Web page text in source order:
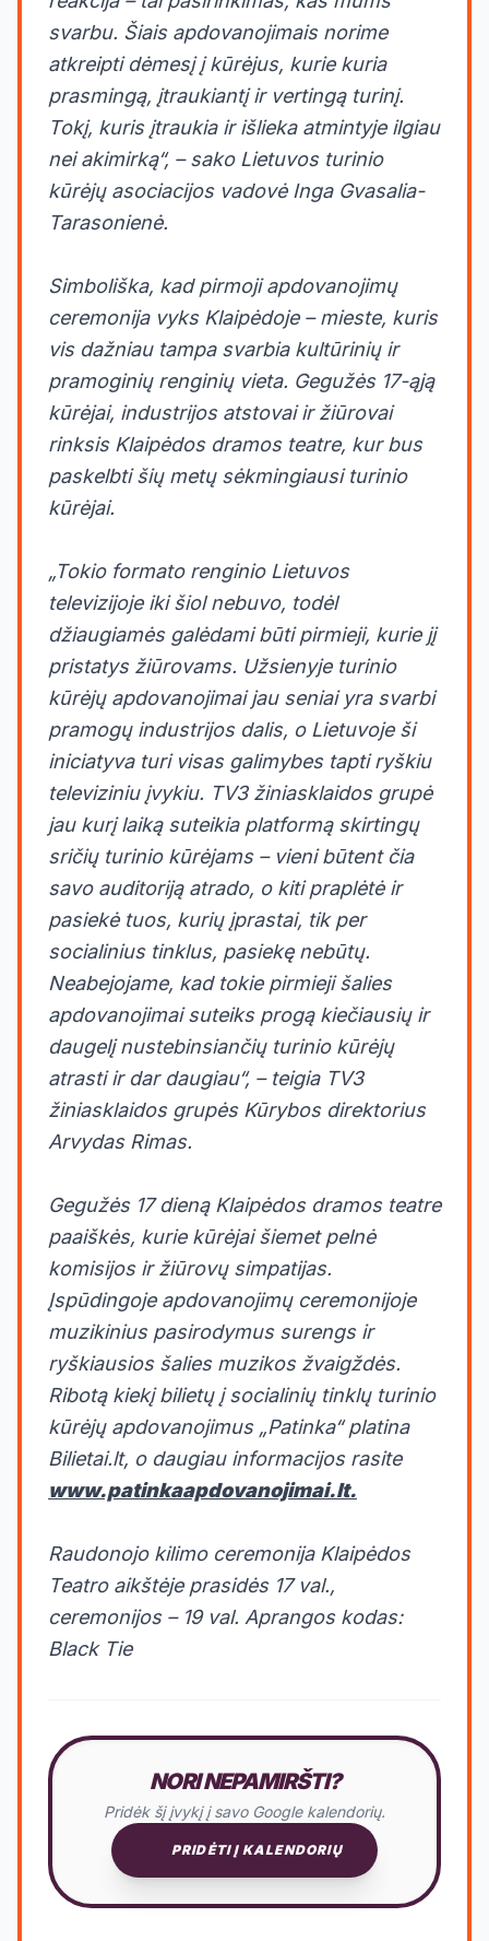
svarbu. Šiais apdovanojimais norime
atkreipti dėmesį į kūrėjus, kurie kuria
prasmingą, įtraukiantį ir vertingą turinį.
Tokį, kuris įtraukia ir išlieka atmintyje ilgiau
nei akimirką“, – sako Lietuvos turinio
kūrėjų asociacijos vadovė Inga Gvasalia-
Tarasonienė.
Simboliška, kad pirmoji apdovanojimų
ceremonija vyks Klaipėdoje – mieste, kuris
vis dažniau tampa svarbia kultūrinių ir
pramoginių renginių vieta. Gegužės 17-ąją
kūrėjai, industrijos atstovai ir žiūrovai
rinksis Klaipėdos dramos teatre, kur bus
paskelbti šių metų sėkmingiausi turinio
kūrėjai.
„Tokio formato renginio Lietuvos
televizijoje iki šiol nebuvo, todėl
džiaugiamės galėdami būti pirmieji, kurie jį
pristatys žiūrovams. Užsienyje turinio
kūrėjų apdovanojimai jau seniai yra svarbi
pramogų industrijos dalis, o Lietuvoje ši
iniciatyva turi visas galimybes tapti ryškiu
televiziniu įvykiu. TV3 žiniasklaidos grupė
jau kurį laiką suteikia platformą skirtingų
sričių turinio kūrėjams – vieni būtent čia
savo auditoriją atrado, o kiti praplėtė ir
pasiekė tuos, kurių įprastai, tik per
socialinius tinklus, pasiekę nebūtų.
Neabejojame, kad tokie pirmieji šalies
apdovanojimai suteiks progą kiečiausių ir
daugelį nustebinsiančių turinio kūrėjų
atrasti ir dar daugiau“, – teigia TV3
žiniasklaidos grupės Kūrybos direktorius
Arvydas Rimas.
Gegužės 17 dieną Klaipėdos dramos teatre
paaiškės, kurie kūrėjai šiemet pelnė
komisijos ir žiūrovų simpatijas.
Įspūdingoje apdovanojimų ceremonijoje
muzikinius pasirodymus surengs ir
ryškiausios šalies muzikos žvaigždės.
Ribotą kiekį bilietų į socialinių tinklų turinio
kūrėjų apdovanojimus „Patinka“ platina
Bilietai.lt, o daugiau informacijos rasite
www.patinkaapdovanojimai.lt.
Raudonojo kilimo ceremonija Klaipėdos
Teatro aikštėje prasidės 17 val.,
ceremonijos – 19 val. Aprangos kodas:
Black Tie
NORI NEPAMIRŠTI?
Pridėk šį įvykį į savo Google kalendorių.
PRIDĖTI Į KALENDORIŲ